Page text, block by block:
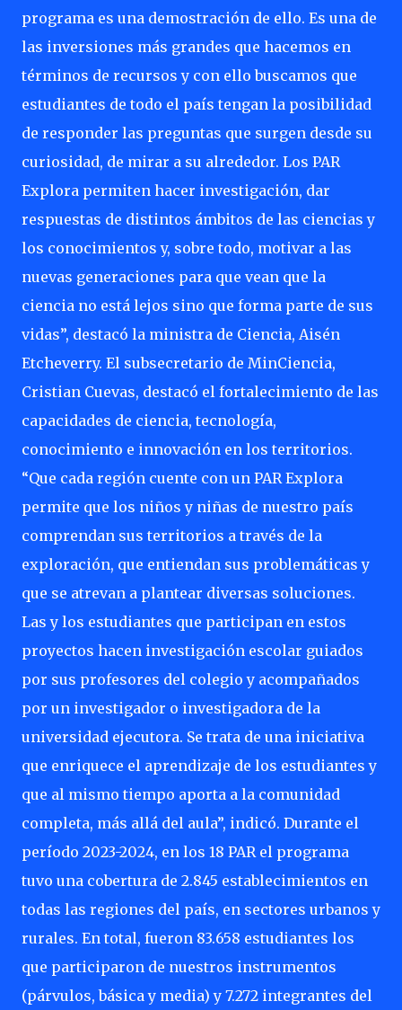
programa es una demostración de ello. Es una de
las inversiones más grandes que hacemos en
términos de recursos y con ello buscamos que
estudiantes de todo el país tengan la posibilidad
de responder las preguntas que surgen desde su
curiosidad, de mirar a su alrededor. Los PAR
Explora permiten hacer investigación, dar
respuestas de distintos ámbitos de las ciencias y
los conocimientos y, sobre todo, motivar a las
nuevas generaciones para que vean que la
ciencia no está lejos sino que forma parte de sus
vidas”, destacó la ministra de Ciencia, Aisén
Etcheverry. El subsecretario de MinCiencia,
Cristian Cuevas, destacó el fortalecimiento de las
capacidades de ciencia, tecnología,
conocimiento e innovación en los territorios.
“Que cada región cuente con un PAR Explora
permite que los niños y niñas de nuestro país
comprendan sus territorios a través de la
exploración, que entiendan sus problemáticas y
que se atrevan a plantear diversas soluciones.
Las y los estudiantes que participan en estos
proyectos hacen investigación escolar guiados
por sus profesores del colegio y acompañados
por un investigador o investigadora de la
universidad ejecutora. Se trata de una iniciativa
que enriquece el aprendizaje de los estudiantes y
que al mismo tiempo aporta a la comunidad
completa, más allá del aula”, indicó. Durante el
período 2023-2024, en los 18 PAR el programa
tuvo una cobertura de 2.845 establecimientos en
todas las regiones del país, en sectores urbanos y
rurales. En total, fueron 83.658 estudiantes los
que participaron de nuestros instrumentos
(párvulos, básica y media) y 7.272 integrantes del